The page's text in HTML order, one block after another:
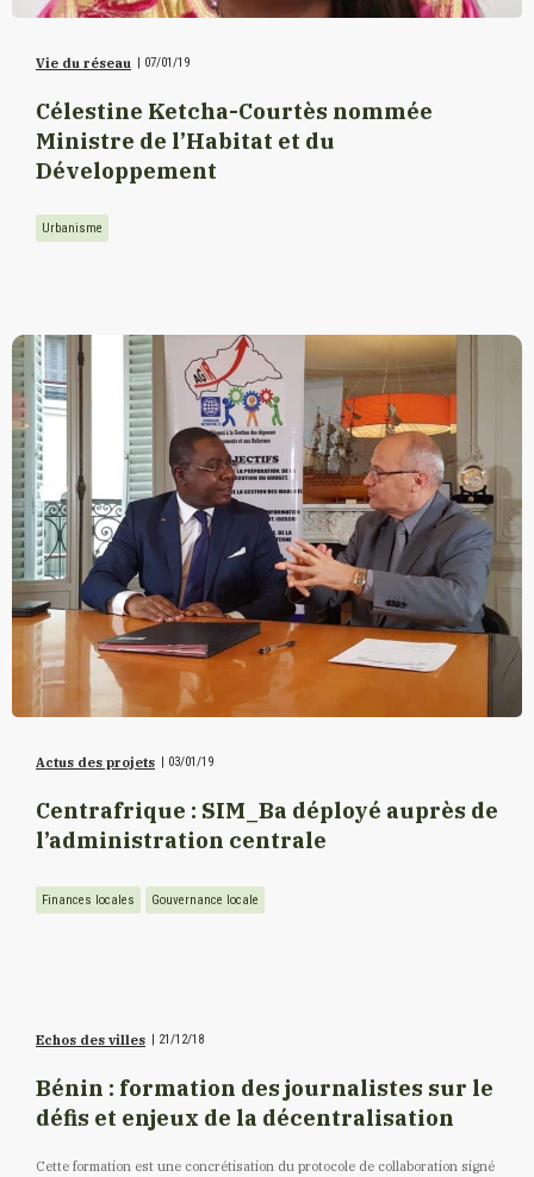
Vie du réseau | 07/01/19
Célestine Ketcha-Courtès nommée
Ministre de l’Habitat et du
Développement
Urbanisme
Actus des projets | 03/01/19
Centrafrique : SIM_Ba déployé auprès de
l’administration centrale
Finances locales Gouvernance locale
Echos des villes | 21/12/18
Bénin : formation des journalistes sur le
défis et enjeux de la décentralisation
Cette formation est une concrétisation du protocole de collaboration signé